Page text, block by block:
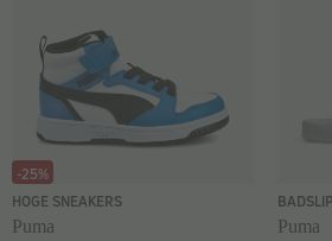
-25%
HOGE SNEAKERS
Puma
Puma